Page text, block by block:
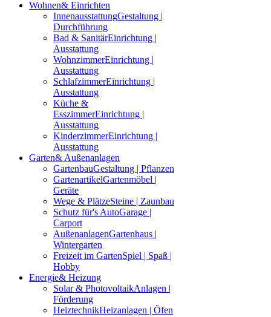
Wohnen& Einrichten
InnenausstattungGestaltung |
Durchführung
Bad & SanitärEinrichtung |
Ausstattung
WohnzimmerEinrichtung |
Ausstattung
SchlafzimmerEinrichtung |
Ausstattung
Küche &
EsszimmerEinrichtung |
Ausstattung
KinderzimmerEinrichtung |
Ausstattung
Garten& Außenanlagen
GartenbauGestaltung | Pflanzen
GartenartikelGartenmöbel |
Geräte
Wege & PlätzeSteine | Zaunbau
Schutz für's AutoGarage |
Carport
AußenanlagenGartenhaus |
Wintergarten
Freizeit im GartenSpiel | Spaß |
Hobby
Energie& Heizung
Solar & PhotovoltaikAnlagen |
Förderung
HeiztechnikHeizanlagen | Öfen